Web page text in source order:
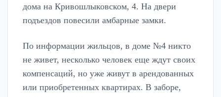
дома на Кривошлыковском, 4. На двери
подъездов повесили амбарные замки.
По информации жильцов, в доме №4 никто
не живет, несколько человек еще ждут своих
компенсаций, но уже живут в арендованных
или приобретенных квартирах. В заборе,